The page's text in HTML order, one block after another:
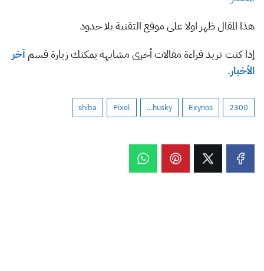
هذا المقال ظهر اولا على موقع التقنية بلا حدود
إذا كنت تريد قراءة مقالات أخرى مشابهة يمكنك زيارة قسمآخر
الأخبار.
2300
Exynos
husky…
Pixel
shiba